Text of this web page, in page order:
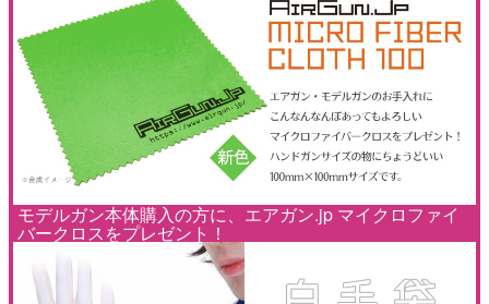
モデルガン本体購入の方に、エアガン.jp マイクロファイ
バークロスをプレゼント！